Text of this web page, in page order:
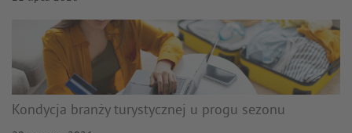
Kondycja branży turystycznej u progu sezonu